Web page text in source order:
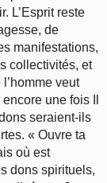
L’Esprit reste
de
manifestations,
collectivités, et
veut
une fois Il
seraient-ils
« Ouvre ta
où est
dons spirituels,